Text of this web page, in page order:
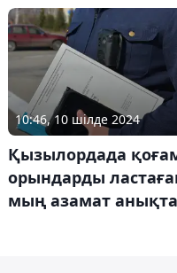
10:46, 10 шілде 2024
Қызылордада
орындарды
мың азамат